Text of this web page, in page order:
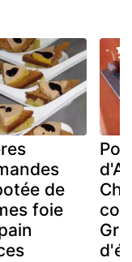
de
foie